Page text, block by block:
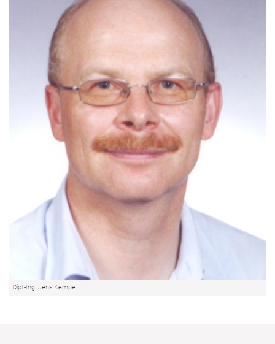
Dipl.-Ing. Jens Kempe